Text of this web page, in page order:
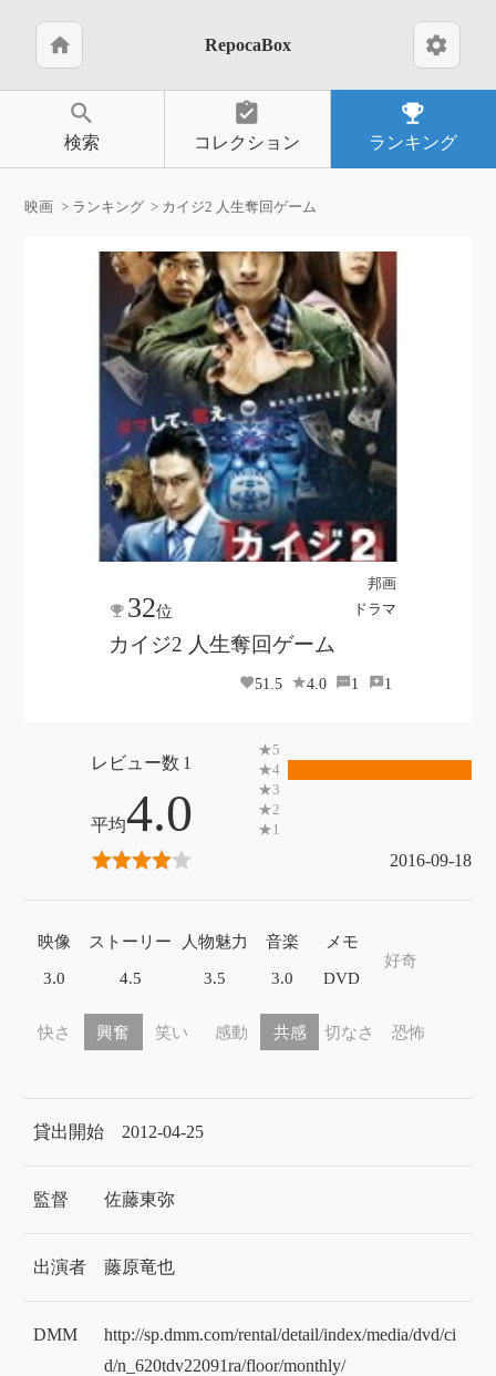
home RepocaBox settings
search
検索
assignment_turned_in
コレクション
emoji_events
ランキング
映画 ランキング カイジ2 人生奪回ゲーム
邦画
ドラマ
32位
カイジ2 人生奪回ゲーム
51.5 4.0 1 1
1
4.0
2016-09-18
映像
3.0
ストーリー
4.5
人物魅力
3.5
音楽
3.0
メモ
DVD
好奇
快さ 興奮 笑い 感動 共感 切なさ 恐怖
貸出開始 2012-04-25
監督 佐藤東弥
出演者 藤原竜也
DMM
http://sp.dmm.com/rental/detail/index/media/dvd/ci
d/n_620tdv22091ra/floor/monthly/